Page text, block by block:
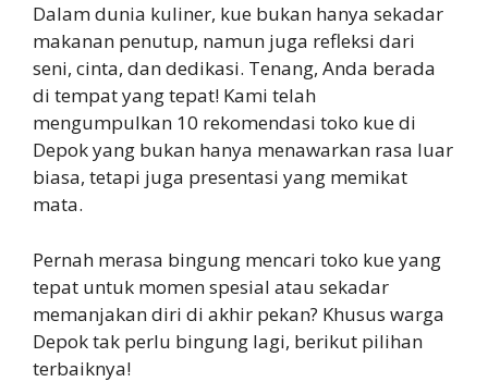
Dalam dunia kuliner, kue bukan hanya sekadar
makanan penutup, namun juga refleksi dari
seni, cinta, dan dedikasi. Tenang, Anda berada
di tempat yang tepat! Kami telah
mengumpulkan 10 rekomendasi toko kue di
Depok yang bukan hanya menawarkan rasa luar
biasa, tetapi juga presentasi yang memikat
mata.
Pernah merasa bingung mencari toko kue yang
tepat untuk momen spesial atau sekadar
memanjakan diri di akhir pekan? Khusus warga
Depok tak perlu bingung lagi, berikut pilihan
terbaiknya!